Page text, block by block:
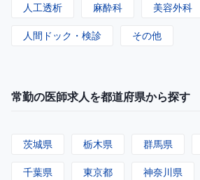
人工透析 麻酔科 美容外科
人間ドック・検診 その他
常勤の医師求人を都道府県から探す
茨城県 栃木県 群馬県
千葉県 東京都 神奈川県